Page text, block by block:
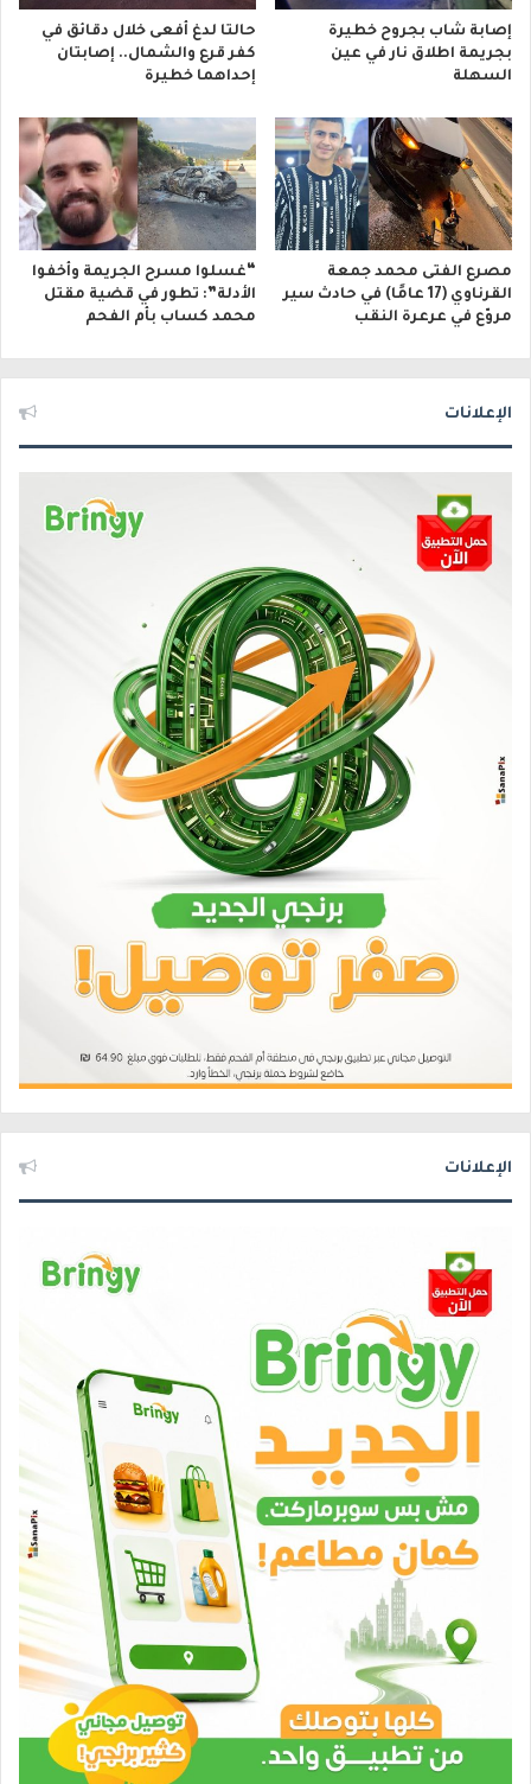
إصابة شاب بجروح خطيرة
بجريمة اطلاق نار في عين
السهلة
حالتا لدغ أفعى خلال دقائق في
كفر قرع والشمال.. إصابتان
إحداهما خطيرة
مصرع الفتى محمد جمعة
القرناوي (17 عامًا) في حادث سير
مروّع في عرعرة النقب
“غسلوا مسرح الجريمة وأخفوا
الأدلة”: تطور في قضية مقتل
محمد كساب بأم الفحم
الإعلانات
الإعلانات